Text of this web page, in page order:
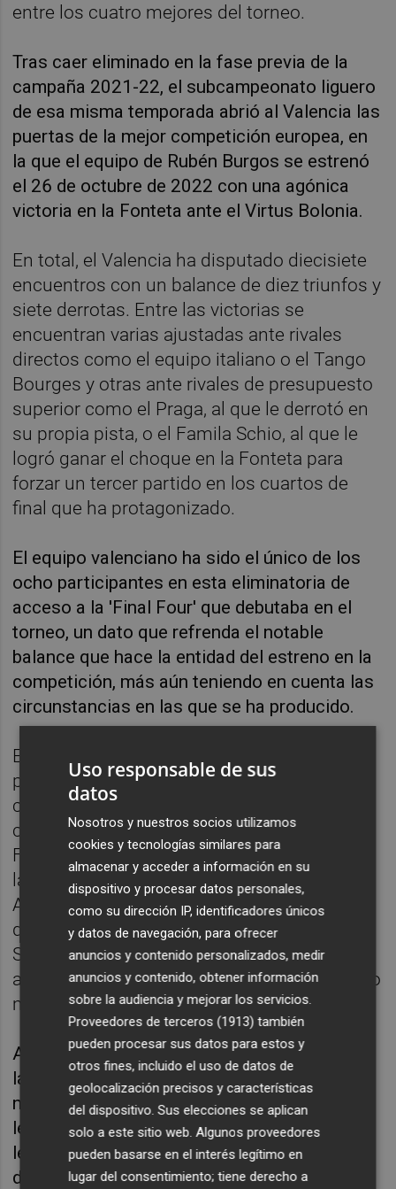
entre los cuatro mejores del torneo.
Tras caer eliminado en la fase previa de la
campaña 2021-22, el subcampeonato liguero
de esa misma temporada abrió al Valencia las
puertas de la mejor competición europea, en
la que el equipo de Rubén Burgos se estrenó
el 26 de octubre de 2022 con una agónica
victoria en la Fonteta ante el Virtus Bolonia.
En total, el Valencia ha disputado diecisiete
encuentros con un balance de diez triunfos y
siete derrotas. Entre las victorias se
encuentran varias ajustadas ante rivales
directos como el equipo italiano o el Tango
Bourges y otras ante rivales de presupuesto
superior como el Praga, al que le derrotó en
su propia pista, o el Famila Schio, al que le
logró ganar el choque en la Fonteta para
forzar un tercer partido en los cuartos de
final que ha protagonizado.
El equipo valenciano ha sido el único de los
ocho participantes en esta eliminatoria de
acceso a la 'Final Four' que debutaba en el
torneo, un dato que refrenda el notable
balance que hace la entidad del estreno en la
competición, más aún teniendo en cuenta las
circunstancias en las que se ha producido.
El Valencia apostó el pasado verano por una
plantilla corta, de solo nueve profesionales,
con la idea de completarla con jóvenes
como Elena Buenavida, Laia Lamana o Awa
Fam. Pero de esas nueve jugadoras una de
las principales referentes, la australiana Bec
Allen no ha llegado a jugar por una lesión
que llevó a rescindir su contrato en enero.
Sus sustitutas, primero Eleana Christinaki, y
ahora Cierra Burdick, eran de un perfil mucho
más bajo.
Además, la gran estrella de la plantilla, la
laureada Alba Torrens, apenas ha jugado
nueve de esos diecisiete encuentros. Llegó
lesionada en la rodilla, reapareció, se volvió a
lesionar y regresó ya para el segundo choque
de la serie ante el Schio. La otra gran
Uso responsable de sus
datos
Nosotros y nuestros socios utilizamos
cookies y tecnologías similares para
almacenar y acceder a información en su
dispositivo y procesar datos personales,
como su dirección IP, identificadores únicos
y datos de navegación, para ofrecer
anuncios y contenido personalizados, medir
anuncios y contenido, obtener información
sobre la audiencia y mejorar los servicios.
Proveedores de terceros (1913) también
pueden procesar sus datos para estos y
otros fines, incluido el uso de datos de
geolocalización precisos y características
del dispositivo. Sus elecciones se aplican
solo a este sitio web. Algunos proveedores
pueden basarse en el interés legítimo en
lugar del consentimiento; tiene derecho a